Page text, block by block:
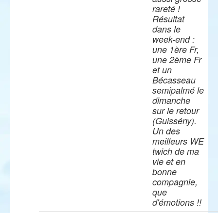
rareté !
Résultat
dans le
week-end :
une 1ère Fr,
une 2ème Fr
et un
Bécasseau
semipalmé le
dimanche
sur le retour
(Guissény).
Un des
meilleurs WE
twich de ma
vie et en
bonne
compagnie,
que
d'émotions !!